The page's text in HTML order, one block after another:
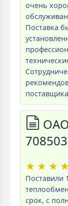
очень
Поставка
поставщика
★ ★ ★ ★
Поставили
срок, с